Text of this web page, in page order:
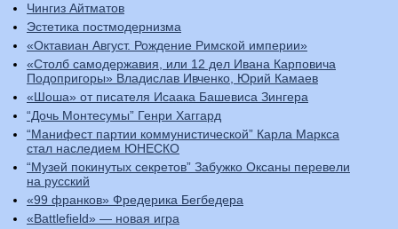
Чингиз Айтматов
Эстетика постмодернизма
«Октавиан Август. Рождение Римской империи»
«Столб самодержавия, или 12 дел Ивана Карповича
Подопригоры» Владислав Ивченко, Юрий Камаев
«Шоша» от писателя Исаака Башевиса Зингера
“Дочь Монтесумы” Генри Хаггард
“Манифест партии коммунистической” Карла Маркса
стал наследием ЮНЕСКО
“Музей покинутых секретов” Забужко Оксаны перевели
на русский
«99 франков» Фредерика Бегбедера
«Battlefield» — новая игра